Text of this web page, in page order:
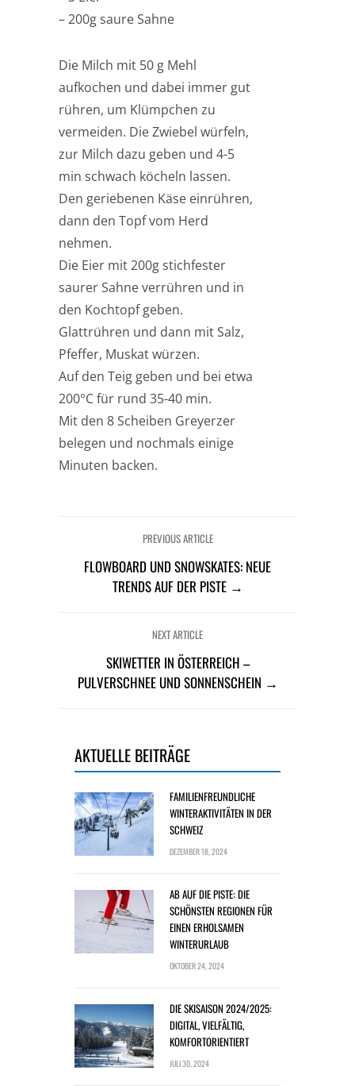
– 200g saure Sahne
Die Milch mit 50 g Mehl
aufkochen und dabei immer gut
rühren, um Klümpchen zu
vermeiden. Die Zwiebel würfeln,
zur Milch dazu geben und 4-5
min schwach köcheln lassen.
Den geriebenen Käse einrühren,
dann den Topf vom Herd
nehmen.
Die Eier mit 200g stichfester
saurer Sahne verrühren und in
den Kochtopf geben.
Glattrühren und dann mit Salz,
Pfeffer, Muskat würzen.
Auf den Teig geben und bei etwa
200°C für rund 35-40 min.
Mit den 8 Scheiben Greyerzer
belegen und nochmals einige
Minuten backen.
PREVIOUS ARTICLE
FLOWBOARD UND SNOWSKATES: NEUE
TRENDS AUF DER PISTE →
NEXT ARTICLE
SKIWETTER IN ÖSTERREICH –
PULVERSCHNEE UND SONNENSCHEIN →
AKTUELLE BEITRÄGE
FAMILIENFREUNDLICHE
WINTERAKTIVITÄTEN IN DER
SCHWEIZ
DEZEMBER 18, 2024
AB AUF DIE PISTE: DIE
SCHÖNSTEN REGIONEN FÜR
EINEN ERHOLSAMEN
WINTERURLAUB
OKTOBER 24, 2024
DIE SKISAISON 2024/2025:
DIGITAL, VIELFÄLTIG,
KOMFORTORIENTIERT
JULI 30, 2024